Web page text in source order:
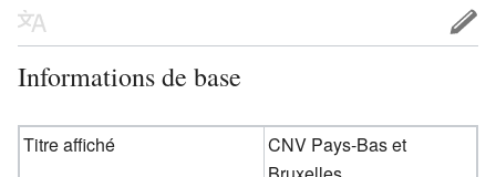
Informations de base
Titre affiché
CNV Pays-Bas et